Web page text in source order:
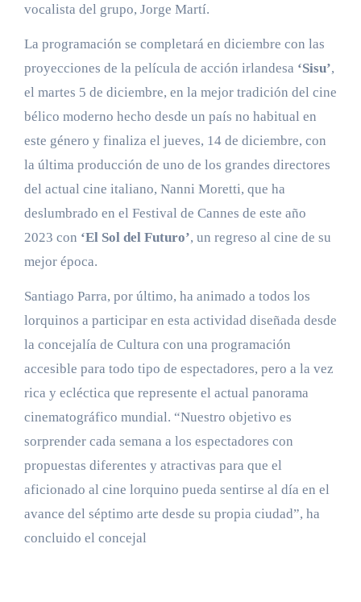
vocalista del grupo, Jorge Martí.
La programación se completará en diciembre con las
proyecciones de la película de acción irlandesa ‘Sisu’,
el martes 5 de diciembre, en la mejor tradición del cine
bélico moderno hecho desde un país no habitual en
este género y finaliza el jueves, 14 de diciembre, con
la última producción de uno de los grandes directores
del actual cine italiano, Nanni Moretti, que ha
deslumbrado en el Festival de Cannes de este año
2023 con ‘El Sol del Futuro’, un regreso al cine de su
mejor época.
Santiago Parra, por último, ha animado a todos los
lorquinos a participar en esta actividad diseñada desde
la concejalía de Cultura con una programación
accesible para todo tipo de espectadores, pero a la vez
rica y ecléctica que represente el actual panorama
cinematográfico mundial. “Nuestro objetivo es
sorprender cada semana a los espectadores con
propuestas diferentes y atractivas para que el
aficionado al cine lorquino pueda sentirse al día en el
avance del séptimo arte desde su propia ciudad”, ha
concluido el concejal